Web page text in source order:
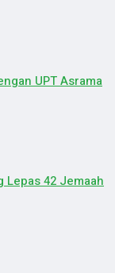
UPT Asrama
Lepas 42 Jemaah